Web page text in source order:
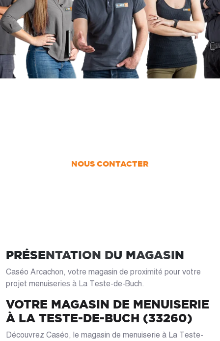
NOUS CONTACTER
PRÉSENTATION DU MAGASIN
Caséo Arcachon, votre magasin de proximité pour votre
projet menuiseries à La Teste-de-Buch.
VOTRE MAGASIN DE MENUISERIE
À LA TESTE-DE-BUCH (33260)
Découvrez Caséo, le magasin de menuiserie à La Teste-